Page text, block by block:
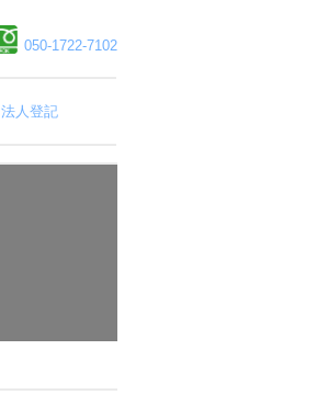
050-1722-7102
法人登記